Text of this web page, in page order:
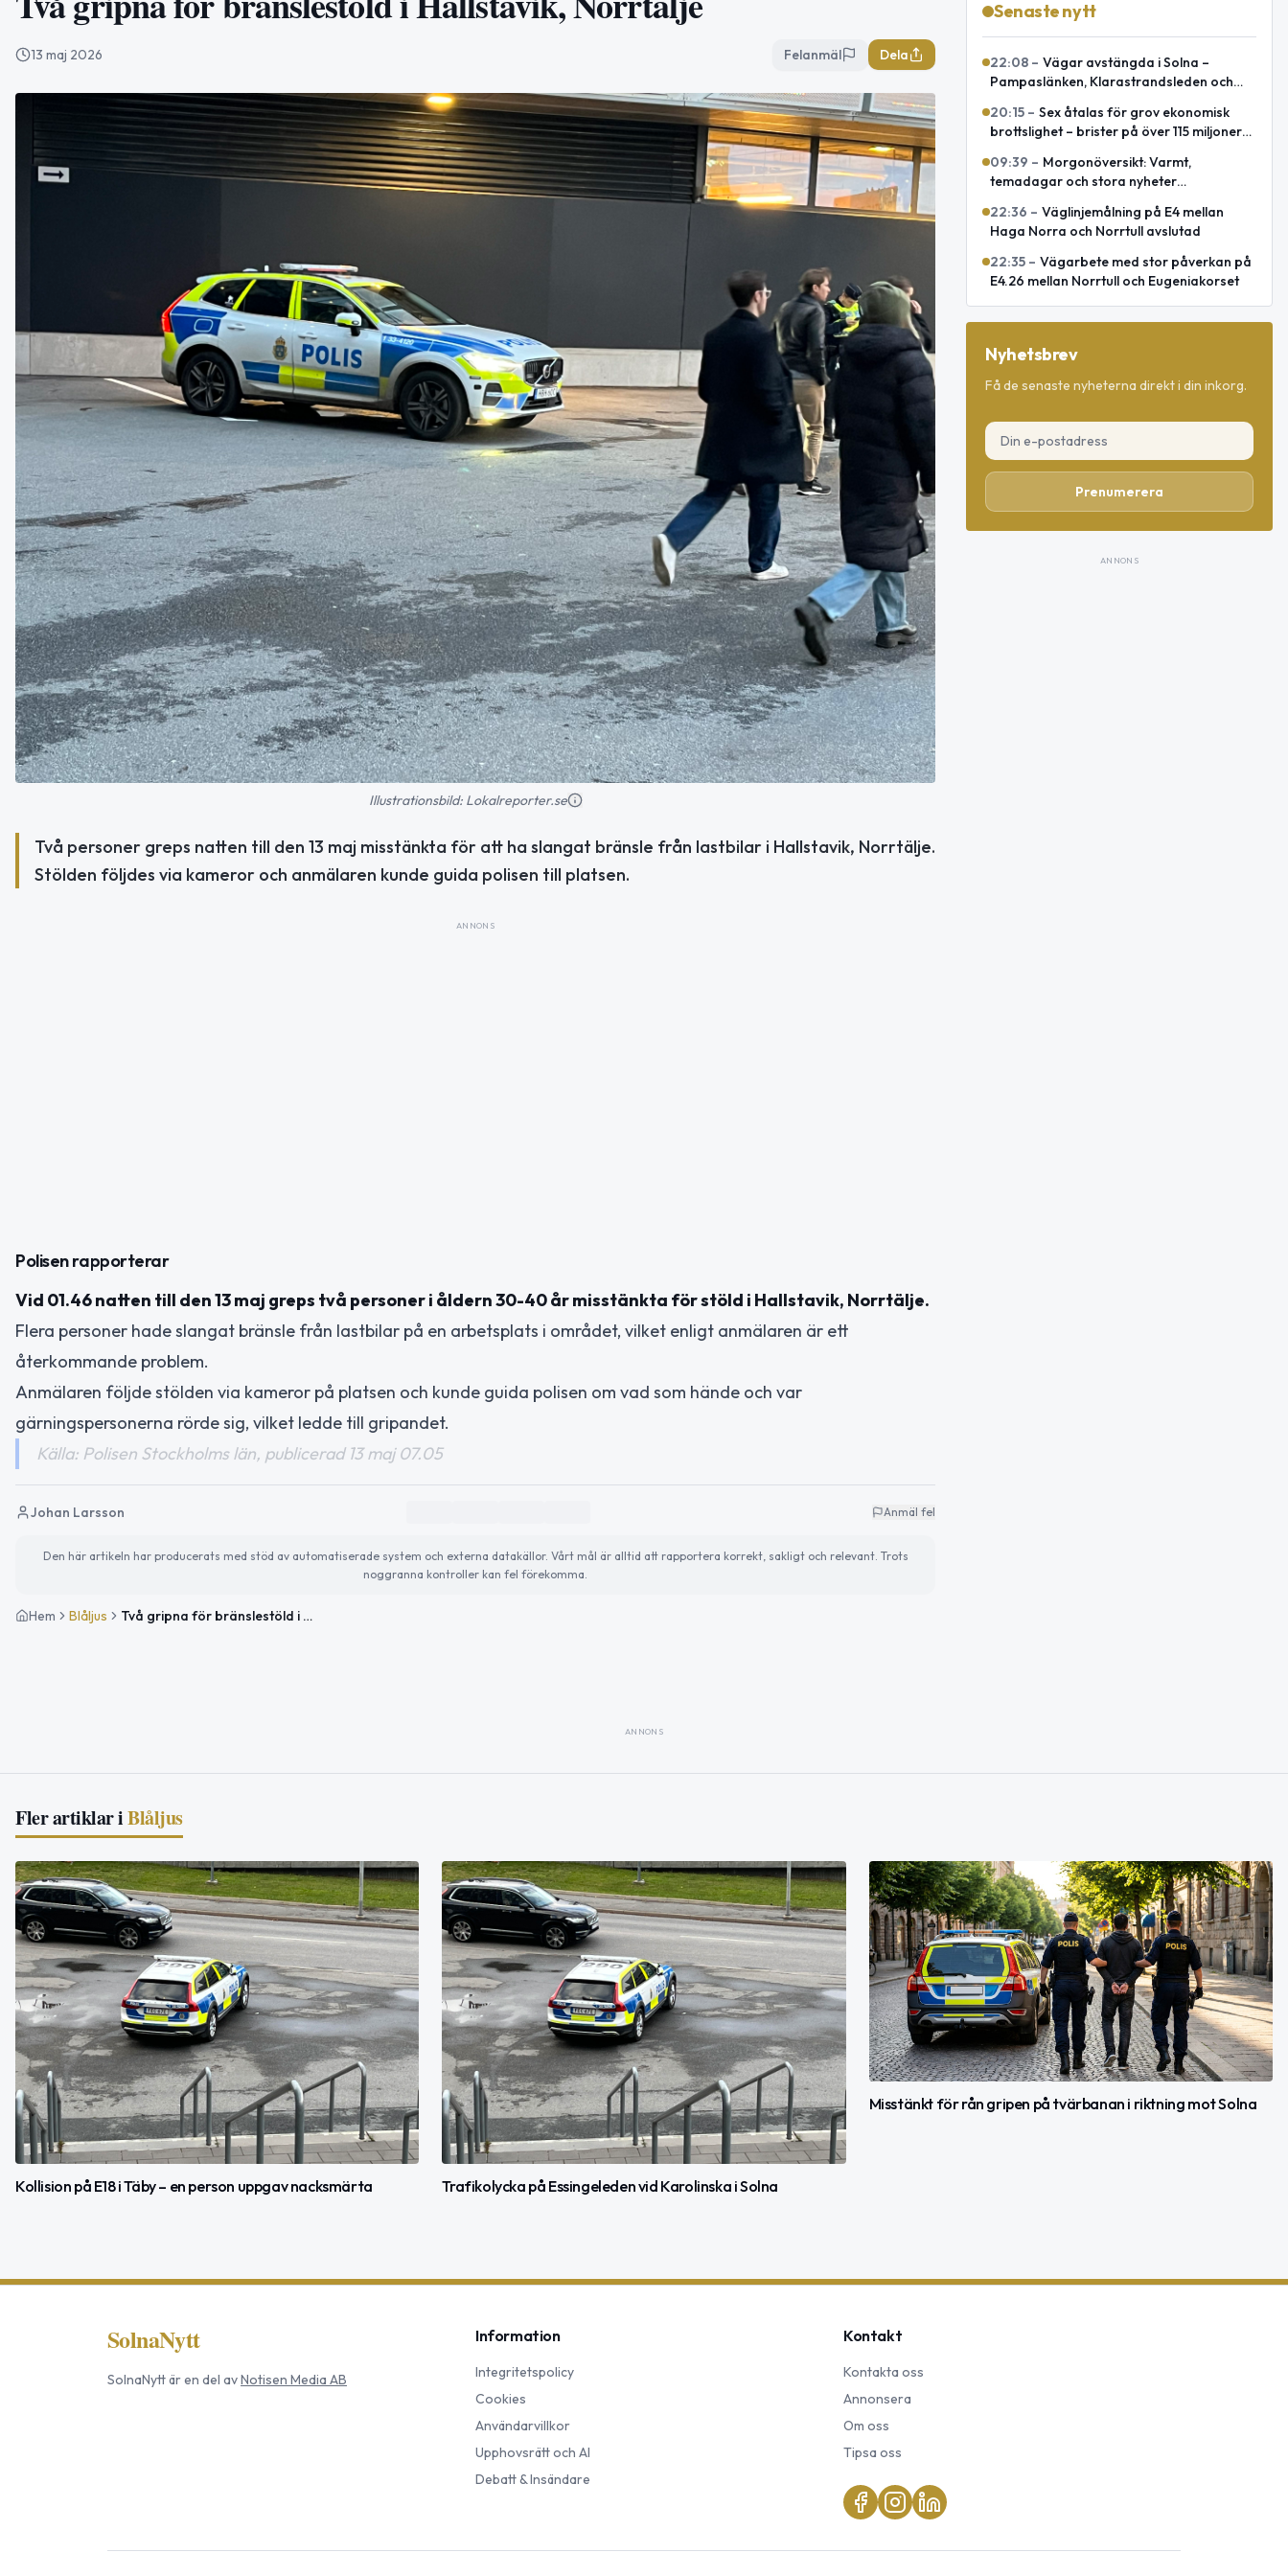
13 maj 2026 Felanmäl Dela
Illustrationsbild: Lokalreporter.se
Två personer greps natten till den 13 maj misstänkta för att ha slangat bränsle från lastbilar i Hallstavik, Norrtälje.
Stölden följdes via kameror och anmälaren kunde guida polisen till platsen.
ANNONS
Polisen rapporterar
Vid 01.46 natten till den 13 maj greps två personer i åldern 30-40 år misstänkta för stöld i Hallstavik, Norrtälje.
Flera personer hade slangat bränsle från lastbilar på en arbetsplats i området, vilket enligt anmälaren är ett
återkommande problem.
Anmälaren följde stölden via kameror på platsen och kunde guida polisen om vad som hände och var
gärningspersonerna rörde sig, vilket ledde till gripandet.
Källa: Polisen Stockholms län, publicerad 13 maj 07.05
Johan Larsson Anmäl fel
Den här artikeln har producerats med stöd av automatiserade system och externa datakällor. Vårt mål är alltid att rapportera korrekt, sakligt och relevant. Trots
noggranna kontroller kan fel förekomma.
Hem Blåljus Två gripna för bränslestöld i Hallstavik, Norrtälje
Senaste nytt
22:08 – Vägar avstängda i Solna –
Pampaslänken, Klarastrandsleden och
20:15 – Sex åtalas för grov ekonomisk
brottslighet – brister på över 115 miljoner
09:39 – Morgonöversikt: Varmt,
temadagar och stora nyheter
22:36 – Väglinjemålning på E4 mellan
Haga Norra och Norrtull avslutad
22:35 – Vägarbete med stor påverkan på
E4.26 mellan Norrtull och Eugeniakorset
Nyhetsbrev
Få de senaste nyheterna direkt i din inkorg.
Prenumerera
ANNONS
ANNONS
Fler artiklar iBlåljus
Kollision på E18 i Täby – en person uppgav nacksmärta Trafikolycka på Essingeleden vid Karolinska i Solna
Misstänkt för rån gripen på tvärbanan i riktning mot Solna
SolnaNytt
SolnaNyttär en del avNotisen Media AB
Information
Integritetspolicy
Cookies
Användarvillkor
Upphovsrätt och AI
Debatt & Insändare
Kontakt
Kontakta oss
Annonsera
Om oss
Tipsa oss